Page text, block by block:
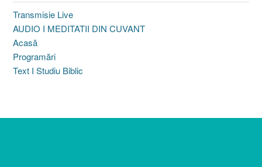
Transmisie Live
AUDIO I MEDITATII DIN CUVANT
Acasă
Programări
Text I Studiu Biblic